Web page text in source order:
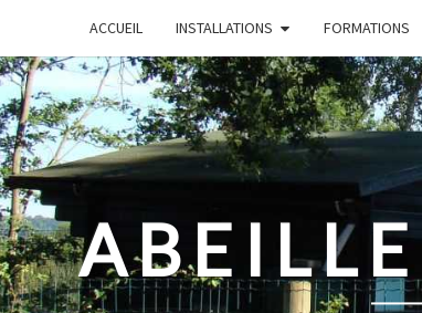
ACCUEIL INSTALLATIONS FORMATIONS